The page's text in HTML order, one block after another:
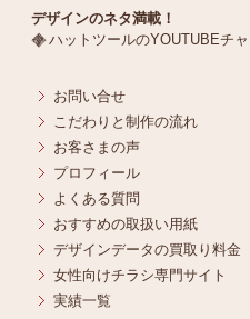
デザインのネタ満載！
ハットツールのYOUTUBEチ
お問い合せ
こだわりと制作の流れ
お客さまの声
プロフィール
よくある質問
おすすめの取扱い用紙
デザインデータの買取り料金
女性向けチラシ専門サイト
実績一覧